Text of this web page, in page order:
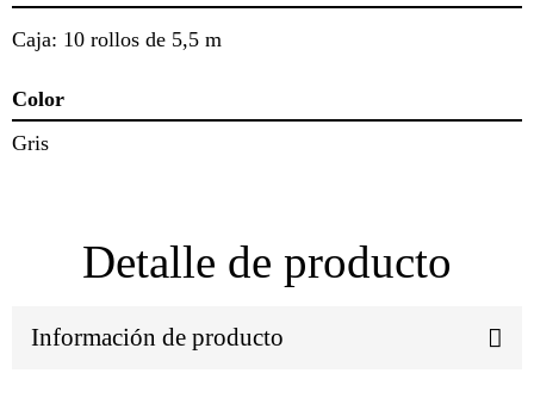
Caja: 10 rollos de 5,5 m
Color
Gris
Detalle de producto
Información de producto